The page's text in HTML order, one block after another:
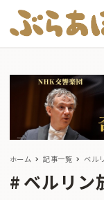
ホーム 記事一覧 ベル
ベルリン